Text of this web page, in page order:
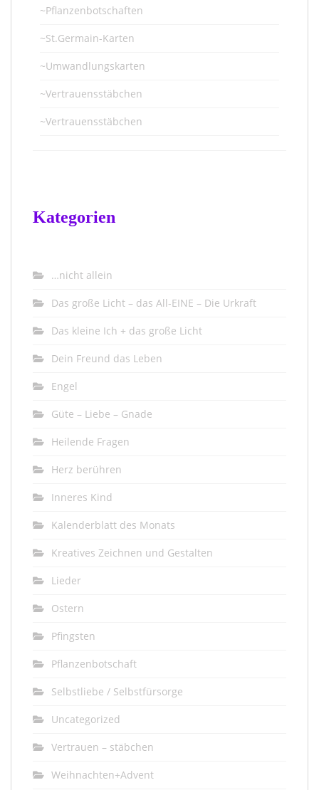
~Pflanzenbotschaften
~St.Germain-Karten
~Umwandlungskarten
~Vertrauensstäbchen
~Vertrauensstäbchen
Kategorien
…nicht allein
Das große Licht – das All-EINE – Die Urkraft
Das kleine Ich + das große Licht
Dein Freund das Leben
Engel
Güte – Liebe – Gnade
Heilende Fragen
Herz berühren
Inneres Kind
Kalenderblatt des Monats
Kreatives Zeichnen und Gestalten
Lieder
Ostern
Pfingsten
Pflanzenbotschaft
Selbstliebe / Selbstfürsorge
Uncategorized
Vertrauen – stäbchen
Weihnachten+Advent